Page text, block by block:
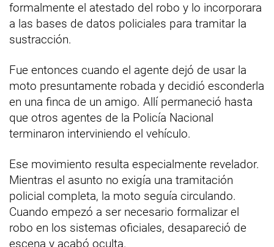
formalmente el atestado del robo y lo incorporara
a las bases de datos policiales para tramitar la
sustracción.
Fue entonces cuando el agente dejó de usar la
moto presuntamente robada y decidió esconderla
en una finca de un amigo. Allí permaneció hasta
que otros agentes de la Policía Nacional
terminaron interviniendo el vehículo.
Ese movimiento resulta especialmente revelador.
Mientras el asunto no exigía una tramitación
policial completa, la moto seguía circulando.
Cuando empezó a ser necesario formalizar el
robo en los sistemas oficiales, desapareció de
escena y acabó oculta.